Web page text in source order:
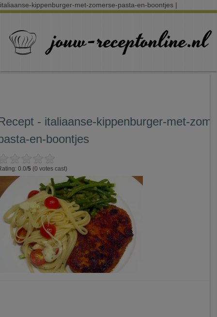
italiaanse-kippenburger-met-zomerse-pasta-en-boontjes |
- italiaanse-kippenburger-met-
en-boontjes
0.0/5 (0 votes cast)